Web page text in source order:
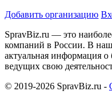
Добавить организацию
SpravBiz.ru — это
компаний в России. В
актуальная информация
ведущих свою
© 2019-2026 SpravBiz.ru -